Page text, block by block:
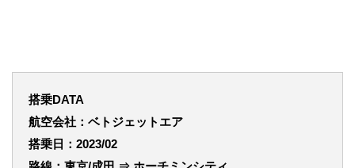
搭乗DATA
航空会社：ベトジェットエア
搭乗日：2023/02